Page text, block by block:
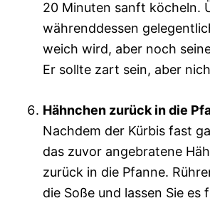
20 Minuten sanft köcheln.
währenddessen
weich wird, aber noch
Er sollte zart sein, aber
Hähnchen zurück in die
Nachdem der Kürbis fast
das zuvor angebratene
zurück in die Pfanne.
die Soße und lassen Sie es